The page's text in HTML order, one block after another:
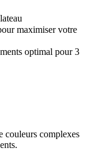
maximiser votre
optimal pour 3
couleurs complexes